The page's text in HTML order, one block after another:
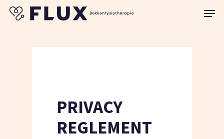
Skip
Menu
PRIVACY
REGLEMENT